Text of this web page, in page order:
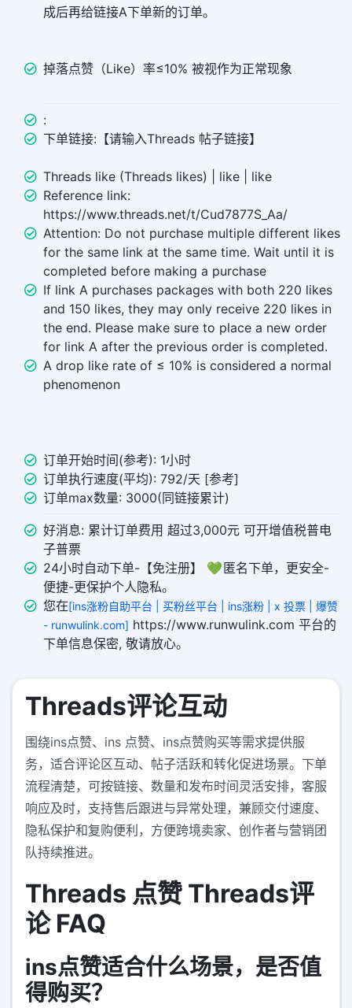
成后再给链接A下单新的订单。
掉落点赞（Like）率≤10% 被视作为正常现象
:
下单链接:【请输入Threads 帖子链接】
Threads like (Threads likes) | like | like
Reference link:
https://www.threads.net/t/Cud7877S_Aa/
Attention: Do not purchase multiple different likes
for the same link at the same time. Wait until it is
completed before making a purchase
If link A purchases packages with both 220 likes
and 150 likes, they may only receive 220 likes in
the end. Please make sure to place a new order
for link A after the previous order is completed.
A drop like rate of ≤ 10% is considered a normal
phenomenon
订单开始时间(参考): 1小时
订单执行速度(平均): 792/天 [参考]
订单max数量: 3000(同链接累计)
好消息: 累计订单费用 超过3,000元 可开增值税普电
子普票
24小时自动下单-【免注册】 💚 匿名下单，更安全-
便捷-更保护个人隐私。
您在[ins涨粉自助平台 | 买粉丝平台 | ins涨粉 | x 投票 | 爆赞
- runwulink.com] https://www.runwulink.com 平台的
下单信息保密, 敬请放心。
Threads评论互动
围绕ins点赞、ins 点赞、ins点赞购买等需求提供服
务，适合评论区互动、帖子活跃和转化促进场景。下单
流程清楚，可按链接、数量和发布时间灵活安排，客服
响应及时，支持售后跟进与异常处理，兼顾交付速度、
隐私保护和复购便利，方便跨境卖家、创作者与营销团
队持续推进。
Threads 点赞 Threads评
论 FAQ
ins点赞适合什么场景，是否值
得购买？